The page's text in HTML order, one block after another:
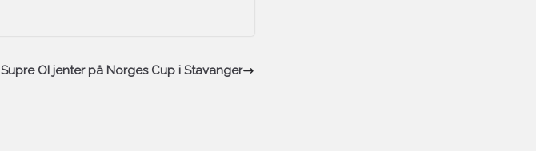
Supre OI jenter på Norges Cup i Stavanger